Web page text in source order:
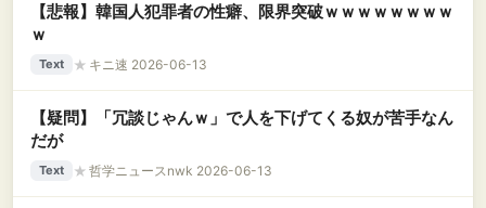
【悲報】韓国人犯罪者の性癖、限界突破ｗｗｗｗｗｗｗｗ
ｗ
Text ★ キニ速 2026-06-13
【疑問】「冗談じゃんｗ」で人を下げてくる奴が苦手なん
だが
Text ★ 哲学ニュースnwk 2026-06-13